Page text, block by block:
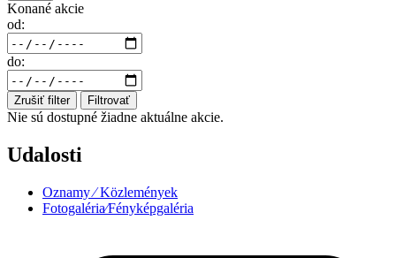
Konané akcie
od:
do:
Zrušiť filter Filtrovať
Nie sú dostupné žiadne aktuálne akcie.
Udalosti
Oznamy ⁄ Közlemények
Fotogaléria⁄Fényképgaléria